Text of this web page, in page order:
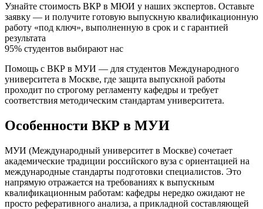
Узнайте стоимость ВКР в МЮИ у наших экспертов. Оставьте
заявку — и получите готовую выпускную квалификационную
работу «под ключ», выполненную в срок и с гарантией
результата
95% студентов выбирают нас
Помощь с ВКР в МУИ — для студентов Международного
университета в Москве, где защита выпускной работы
проходит по строгому регламенту кафедры и требует
соответствия методическим стандартам университета.
Особенности ВКР в МУИ
МУИ (Международный университет в Москве) сочетает
академические традиции российского вуза с ориентацией на
международные стандарты подготовки специалистов. Это
напрямую отражается на требованиях к выпускным
квалификационным работам: кафедры нередко ожидают не
просто реферативного анализа, а прикладной составляющей